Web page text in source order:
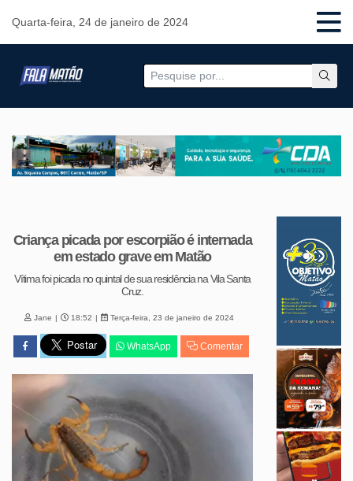
Quarta-feira, 24 de janeiro de 2024
Criança picada por escorpião é internada
em estado grave em Matão
Vítima foi picada no quintal de sua residência na Vila Santa
Cruz.
Jane 18:52 Terça-feira, 23 de janeiro de 2024
WhatsApp Comentar